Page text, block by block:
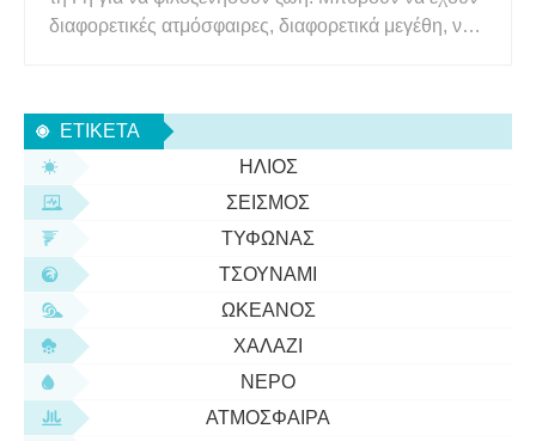
διαφορετικές ατμόσφαιρες, διαφορετικά μεγέθη, να
δημιουργήσουν τις κατάλληλες συνθήκες για ζωή,
δεν χρειάζεται ν
ΕΤΙΚΈΤΑ
ΉΛΙΟΣ
ΣΕΙΣΜΌΣ
ΤΥΦΏΝΑΣ
ΤΣΟΥΝΆΜΙ
ΩΚΕΑΝΌΣ
ΧΑΛΆΖΙ
ΝΕΡΌ
ΑΤΜΌΣΦΑΙΡΑ